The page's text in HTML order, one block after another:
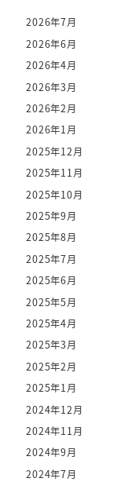
2026年7月
2026年6月
2026年4月
2026年3月
2026年2月
2026年1月
2025年12月
2025年11月
2025年10月
2025年9月
2025年8月
2025年7月
2025年6月
2025年5月
2025年4月
2025年3月
2025年2月
2025年1月
2024年12月
2024年11月
2024年9月
2024年7月